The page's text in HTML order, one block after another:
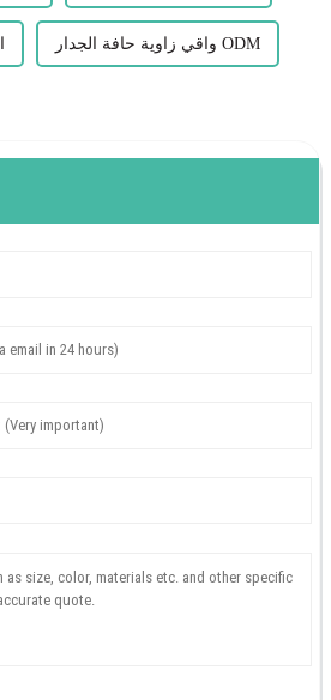
واقي زاوية حافة الجدار ODM